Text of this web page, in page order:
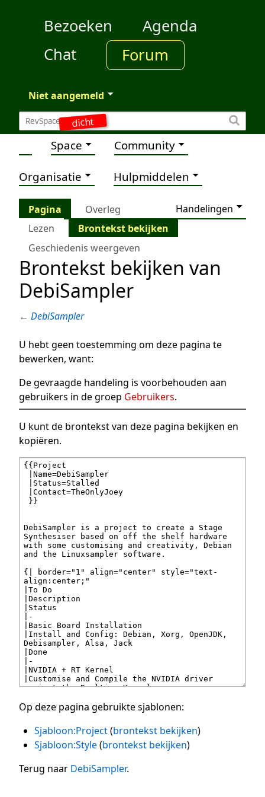
dicht
Bezoeken
Agenda
Chat
Forum
Niet aangemeld
Space Community
Organisatie Hulpmiddelen
Pagina Overleg
Handelingen
Lezen
Brontekst bekijken
Geschiedenis weergeven
Brontekst bekijken van
DebiSampler
← DebiSampler
U hebt geen toestemming om deze pagina te
bewerken, want:
De gevraagde handeling is voorbehouden aan
gebruikers in de groep Gebruikers.
U kunt de brontekst van deze pagina bekijken en
kopiëren.
Op deze pagina gebruikte sjablonen:
Sjabloon:Project(brontekst bekijken)
Sjabloon:Style(brontekst bekijken)
Terug naar DebiSampler.